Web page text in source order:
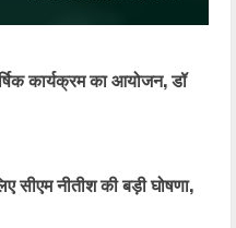
कार्यक्रम का आयोजन, डॉ
नीतीश की बड़ी घोषणा,